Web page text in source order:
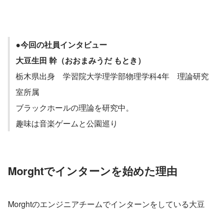
●今回の社員インタビュー
大豆生田 幹（おおまみうだ もとき）
栃木県出身　学習院大学理学部物理学科4年　理論研究
室所属
ブラックホールの理論を研究中。
趣味は音楽ゲームと公園巡り
Morghtでインターンを始めた理由
Morghtのエンジニアチームでインターンをしている大豆